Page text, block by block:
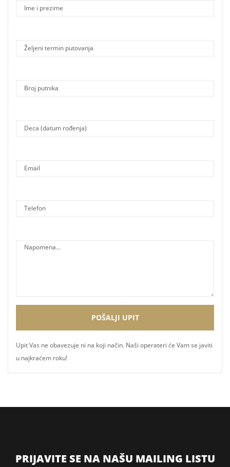
Upit Vas ne obavezuje ni na koji način. Naši operateri će Vam se javiti
u najkraćem roku!
PRIJAVITE SE NA NAŠU MAILING LISTU